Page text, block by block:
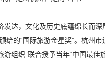
发达，文化及历史底蕴绵长而
给的“国际旅游金星奖”。杭州
组织”联合授予当年“中国最